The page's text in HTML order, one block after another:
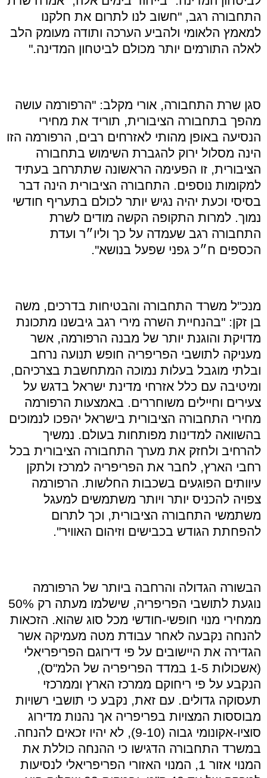
התחבורה רגב, "חשוב לנו לתרום את חלקנו
למאמץ הלאומי ולהביע הערכה ותודה מעומק הלב
לאלה התורמים יותר מכולם לביטחון המדינה."
סגן שרת התחבורה, אורי מקלב: "הרפורמה עושה
מהפך בתחבורה הציבורית, תוריד את מחירי
הנסיעה באופן מהותי לאזרחים רבים, הרפורמה הזו
הינה מסלול ירוק להגברת השימוש בתחבורה
הציבורית, זו הפעימה הראשונה שתתרחב בעתיד
למקומות נוספים. התחבורה הציבורית הינה דבר
בסיסי וכעת יהיה נגיש יותר לכולם בתעריף חודשי
נמוך. למרות התקופה הקשה מודים לשרת
התחבורה רגב שעמדה על כך וליו״ר ועדת
הכספים ח״כ גפני שפעל בנושא".
מנכ"ל משרד התחבורה והבטיחות בדרכים, משה
בן זקן: "בהנחיית השרה מירי רגב גיבשנו מתכונת
מדויקת והוגנת יותר של מבנה הרפורמה, אשר
מעניקה לתושבי הפריפריה חופש תנועה נרחב
ובלתי מוגבל בעלות נמוכה המתחשבת בצרכיהם,
ומיטיבה עם כלל אזרחי מדינת ישראל בדגש על
צעירים וחיילים משוחררים. באמצעות הרפורמה
מחירי התחבורה הציבורית בישראל יהפכו לנמוכים
בהשוואה למדינות מפותחות בעולם. נמשיך
להרחיב ולחזק את מערך התחבורה הציבורית בכל
רחבי הארץ, לחבר את הפריפריה למרכז ולתקן
עיוותים הפוגעים בשכבות החלשות. הרפורמה
צפויה להכניס יותר ויותר משתמשים למעגל
משתמשי התחבורה הציבורית, וכך לתרום
להפחתת הגודש בכבישים וזיהום האוויר".
הבשורה הגדולה והרחבה ביותר של הרפורמה
נוגעת לתושבי הפריפריה, שישלמו מעתה רק 50%
ממחירי מנוי חופשי-חודשי מכל סוג שהוא. הזכאות
להנחה נקבעה לאחר עבודת מטה מעמיקה אשר
הגדירה את היישובים על פי דירוגם הפריפריאלי
(אשכולות 1-5 במדד הפריפריה של הלמ"ס),
הנקבע על פי ריחוקם ממרכז הארץ וממרכזי
תעסוקה גדולים. עם זאת, נקבע כי תושבי רשויות
מבוססות המצויות בפריפריה אך נהנות מדירוג
סוציו-אקונומי גבוה (9-10), לא יהיו זכאים להנחה.
במשרד התחבורה הדגישו כי ההנחה כוללת את
המנוי אזור 1, המנוי האזורי הפריפריאלי לנסיעות